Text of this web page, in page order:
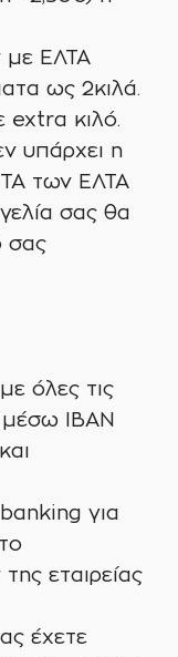
με ΕΛΤΑ
ως 2κιλά.
extra κιλό.
υπάρχει η
των ΕΛΤΑ
σας θα
σας
όλες τις
IBAN
για
εταιρείας
έχετε